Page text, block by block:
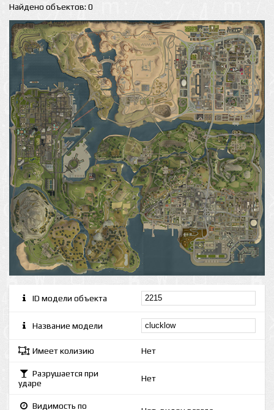
Найдено объектов: 0
ID модели объекта
Название модели
Имеет колизию Нет
Разрушается при
ударе
Нет
Видимость по